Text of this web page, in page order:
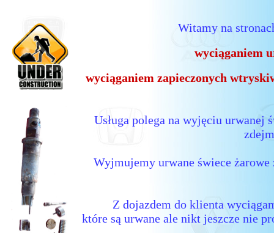
Witamy na
wyciąganiem
wyciąganiem zapieczonych
Usługa polega na wyjęciu
Wyjmujemy urwane świece
Z dojazdem do klienta
które są urwane ale nikt jeszcze nie